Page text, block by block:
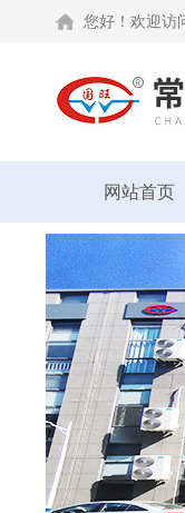
您好！欢迎访
网站首页